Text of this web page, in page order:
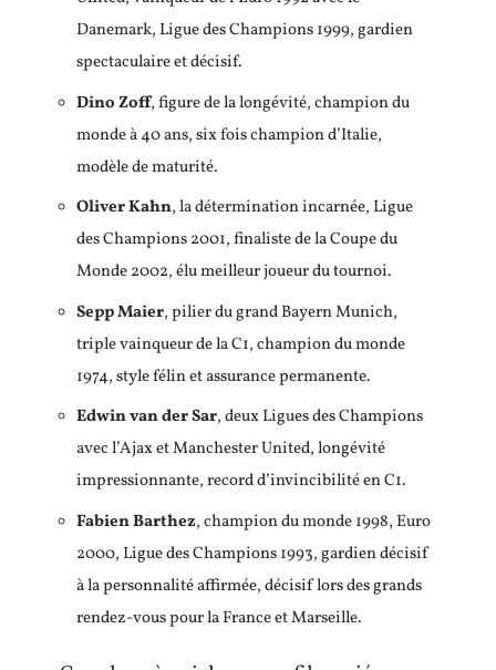
Danemark, Ligue des Champions 1999, gardien
spectaculaire et décisif.
Dino Zoff, figure de la longévité, champion du
monde à 40 ans, six fois champion d’Italie,
modèle de maturité.
Oliver Kahn, la détermination incarnée, Ligue
des Champions 2001, finaliste de la Coupe du
Monde 2002, élu meilleur joueur du tournoi.
Sepp Maier, pilier du grand Bayern Munich,
triple vainqueur de la C1, champion du monde
1974, style félin et assurance permanente.
Edwin van der Sar, deux Ligues des Champions
avec l’Ajax et Manchester United, longévité
impressionnante, record d’invincibilité en C1.
Fabien Barthez, champion du monde 1998, Euro
2000, Ligue des Champions 1993, gardien décisif
à la personnalité affirmée, décisif lors des grands
rendez-vous pour la France et Marseille.